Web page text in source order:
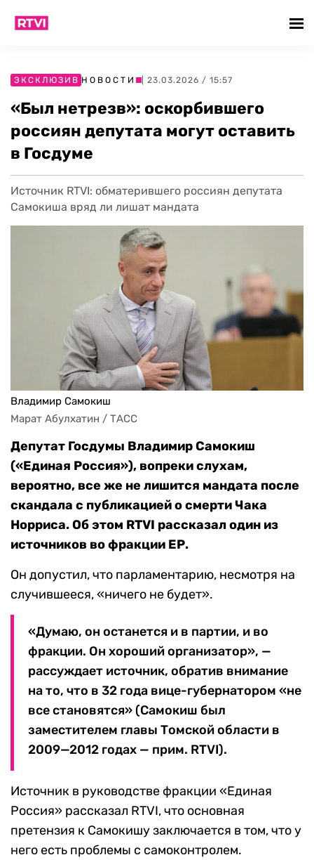
ЭКСКЛЮЗИВ НОВОСТИ | 23.03.2026 / 15:57
«Был нетрезв»: оскорбившего
россиян депутата могут оставить
в Госдуме
Источник RTVI: обматерившего россиян депутата
Самокиша вряд ли лишат мандата
Владимир Самокиш
Марат Абулхатин / ТАСС
Депутат Госдумы Владимир Самокиш
(«Единая Россия»), вопреки слухам,
вероятно, все же не лишится мандата после
скандала с публикацией о смерти Чака
Норриса. Об этом RTVI рассказал один из
источников во фракции ЕР.
Он допустил, что парламентарию, несмотря на
случившееся, «ничего не будет».
«Думаю, он останется и в партии, и во
фракции. Он хороший организатор», —
рассуждает источник, обратив внимание
на то, что в 32 года вице-губернатором «не
все становятся» (Самокиш был
заместителем главы Томской области в
2009—2012 годах — прим. RTVI).
Источник в руководстве фракции «Единая
Россия» рассказал RTVI, что основная
претензия к Самокишу заключается в том, что у
него есть проблемы с самоконтролем.